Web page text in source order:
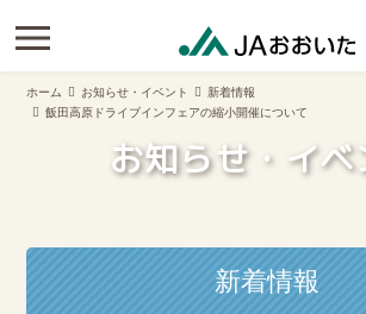
ホーム お知らせ・イベント
新着情報
飯田高原ドライブインフェアの縮小開催について
お知らせ・イベ
新着情報